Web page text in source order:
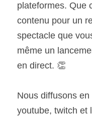
plateformes. Que
contenu pour un
spectacle que
même un
en direct. 👏
Nous diffusons
youtube, twitch et